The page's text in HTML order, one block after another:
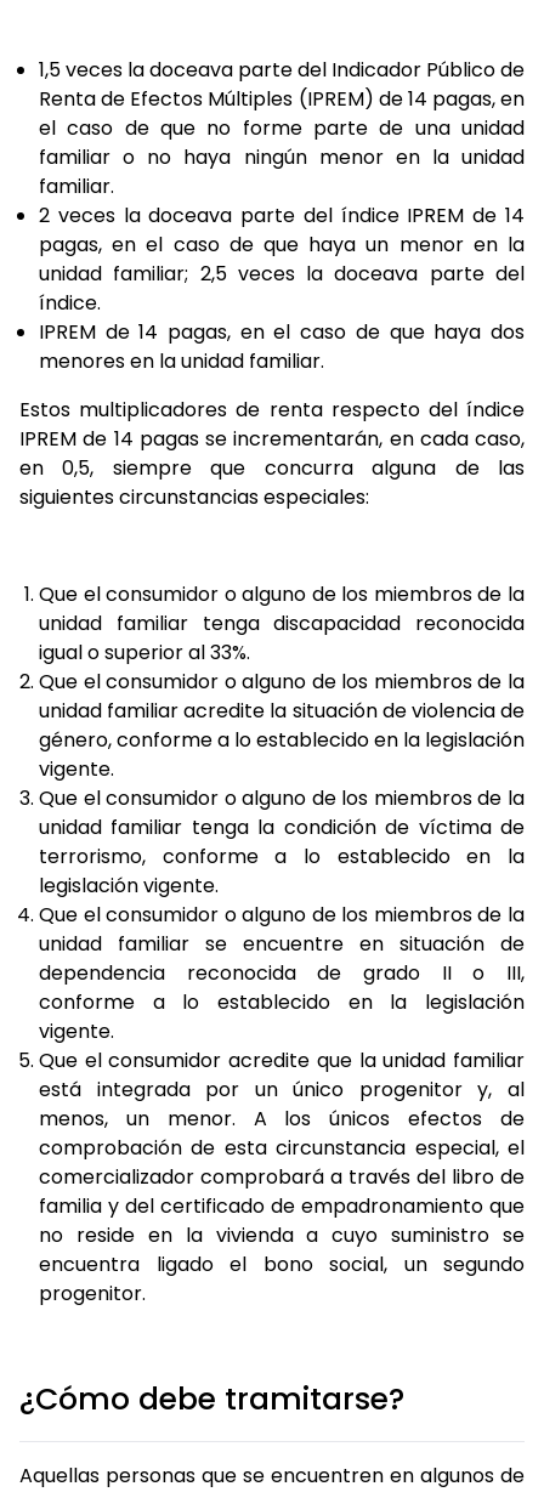
1,5 veces la doceava parte del Indicador Público de
Renta de Efectos Múltiples (IPREM) de 14 pagas, en
el caso de que no forme parte de una unidad
familiar o no haya ningún menor en la unidad
familiar.
2 veces la doceava parte del índice IPREM de 14
pagas, en el caso de que haya un menor en la
unidad familiar; 2,5 veces la doceava parte del
índice.
IPREM de 14 pagas, en el caso de que haya dos
menores en la unidad familiar.
Estos multiplicadores de renta respecto del índice
IPREM de 14 pagas se incrementarán, en cada caso,
en 0,5, siempre que concurra alguna de las
siguientes circunstancias especiales:
Que el consumidor o alguno de los miembros de la
unidad familiar tenga discapacidad reconocida
igual o superior al 33%.
Que el consumidor o alguno de los miembros de la
unidad familiar acredite la situación de violencia de
género, conforme a lo establecido en la legislación
vigente.
Que el consumidor o alguno de los miembros de la
unidad familiar tenga la condición de víctima de
terrorismo, conforme a lo establecido en la
legislación vigente.
Que el consumidor o alguno de los miembros de la
unidad familiar se encuentre en situación de
dependencia reconocida de grado II o III,
conforme a lo establecido en la legislación
vigente.
Que el consumidor acredite que la unidad familiar
está integrada por un único progenitor y, al
menos, un menor. A los únicos efectos de
comprobación de esta circunstancia especial, el
comercializador comprobará a través del libro de
familia y del certificado de empadronamiento que
no reside en la vivienda a cuyo suministro se
encuentra ligado el bono social, un segundo
progenitor.
¿Cómo debe tramitarse?
Aquellas personas que se encuentren en algunos de